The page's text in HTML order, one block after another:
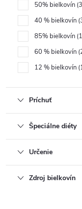
50% bielkovín 3
40 % bielkovín
85% bielkovín 1
60 % bielkovín
12 % bielkovín
Príchuť
Špeciálne diéty
Určenie
Zdroj bielkovín